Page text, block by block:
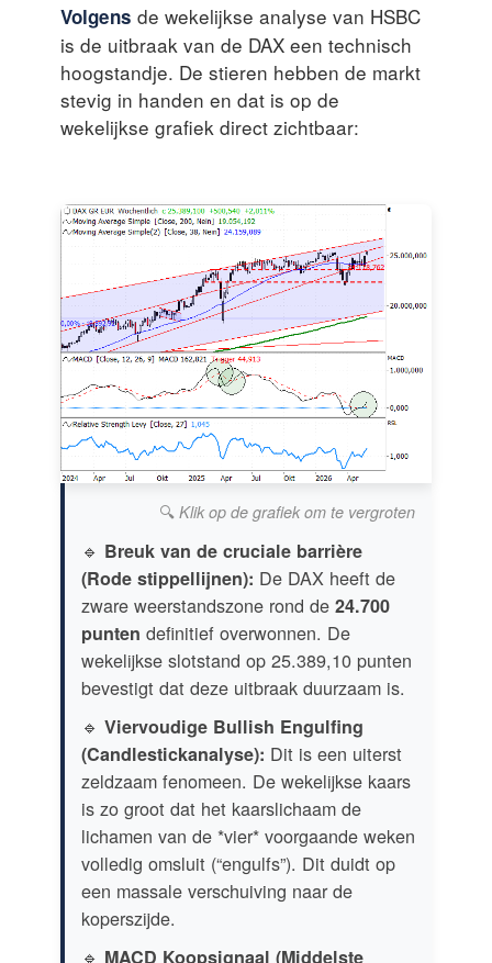
Volgens de wekelijkse analyse van HSBC
is de uitbraak van de DAX een technisch
hoogstandje. De stieren hebben de markt
stevig in handen en dat is op de
wekelijkse grafiek direct zichtbaar:
🔍 Klik op de grafiek om te vergroten
🔹 Breuk van de cruciale barrière
(Rode stippellijnen): De DAX heeft de
zware weerstandszone rond de 24.700
punten definitief overwonnen. De
wekelijkse slotstand op 25.389,10 punten
bevestigt dat deze uitbraak duurzaam is.
🔹 Viervoudige Bullish Engulfing
(Candlestickanalyse): Dit is een uiterst
zeldzaam fenomeen. De wekelijkse kaars
is zo groot dat het kaarslichaam de
lichamen van de *vier* voorgaande weken
volledig omsluit (“engulfs”). Dit duidt op
een massale verschuiving naar de
koperszijde.
🔹 MACD Koopsignaal (Middelste